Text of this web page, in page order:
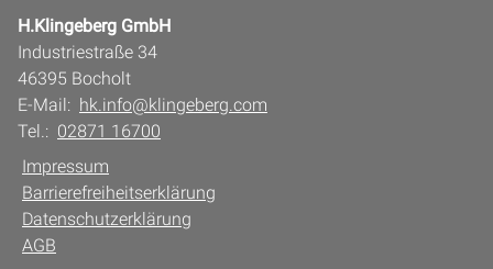
H.Klingeberg GmbH
Industriestraße 34
46395 Bocholt
E-Mail: hk.info@klingeberg.com
Tel.: 02871 16700
Impressum
Barrierefreiheitserklärung
Datenschutzerklärung
AGB